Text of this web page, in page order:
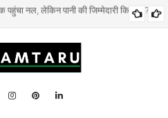
खेती करेगा किसान?